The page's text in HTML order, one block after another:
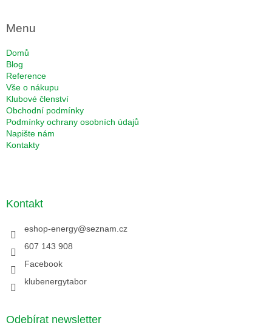
Menu
Domů
Blog
Reference
Vše o nákupu
Klubové členství
Obchodní podmínky
Podmínky ochrany osobních údajů
Napište nám
Kontakty
Kontakt
eshop-energy@seznam.cz
607 143 908
Facebook
klubenergytabor
Odebírat newsletter